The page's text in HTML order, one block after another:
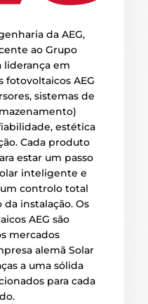
da AEG,
ao Grupo
liderança em
fotovoltaicos AEG
sistemas de
estética
Cada produto
estar um passo
inteligente e
controlo total
instalação. Os
AEG são
mercados
alemã Solar
a uma sólida
para cada